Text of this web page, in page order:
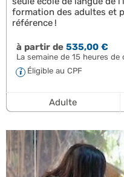
formation des adultes et
référence !
à partir de535,00 €
La semaine de 15 heures de
Éligible au CPF
Adulte